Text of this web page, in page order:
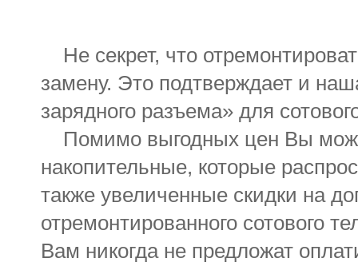
Не секрет, что
замену. Это подтверждает и
зарядного разъема» для
Помимо выгодных цен Вы
накопительные, которые
также увеличенные скидки на
отремонтированного сотового
Вам никогда не предложат